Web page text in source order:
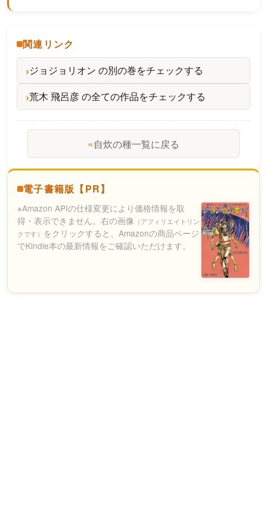
関連リンク
ジョジョリオン の別の巻をチェックする
荒木 飛呂彦 の全ての作品をチェックする
«自炊の種一覧に戻る
電子書籍版【PR】
※Amazon APIの仕様変更により価格情報を取
得・表示できません。右の画像 （アフィリエイトリン
クです） をクリックすると、Amazonの商品ページ
でKindle本の最新情報をご確認いただけます。